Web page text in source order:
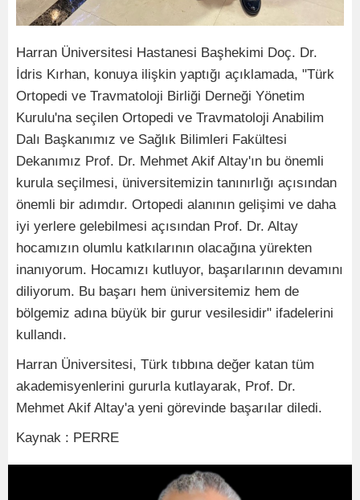
Harran Üniversitesi Hastanesi Başhekimi Doç. Dr.
İdris Kırhan, konuya ilişkin yaptığı açıklamada, "Türk
Ortopedi ve Travmatoloji Birliği Derneği Yönetim
Kurulu'na seçilen Ortopedi ve Travmatoloji Anabilim
Dalı Başkanımız ve Sağlık Bilimleri Fakültesi
Dekanımız Prof. Dr. Mehmet Akif Altay'ın bu önemli
kurula seçilmesi, üniversitemizin tanınırlığı açısından
önemli bir adımdır. Ortopedi alanının gelişimi ve daha
iyi yerlere gelebilmesi açısından Prof. Dr. Altay
hocamızın olumlu katkılarının olacağına yürekten
inanıyorum. Hocamızı kutluyor, başarılarının devamını
diliyorum. Bu başarı hem üniversitemiz hem de
bölgemiz adına büyük bir gurur vesilesidir" ifadelerini
kullandı.
Harran Üniversitesi, Türk tıbbına değer katan tüm
akademisyenlerini gururla kutlayarak, Prof. Dr.
Mehmet Akif Altay'a yeni görevinde başarılar diledi.
Kaynak : PERRE